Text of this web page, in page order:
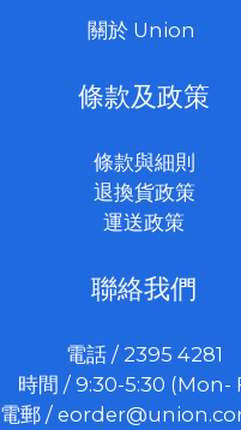
關於 Union
條款及政策
條款與細則
退換貨政策
運送政策
聯絡我們
電話 / 2395 4281
時間 / 9:30-5:30 (Mon-
電郵 /